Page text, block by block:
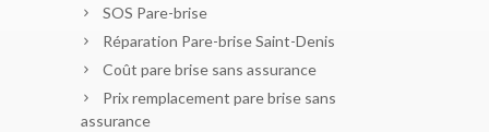
SOS Pare-brise
Réparation Pare-brise Saint-Denis
Coût pare brise sans assurance
Prix remplacement pare brise sans
assurance